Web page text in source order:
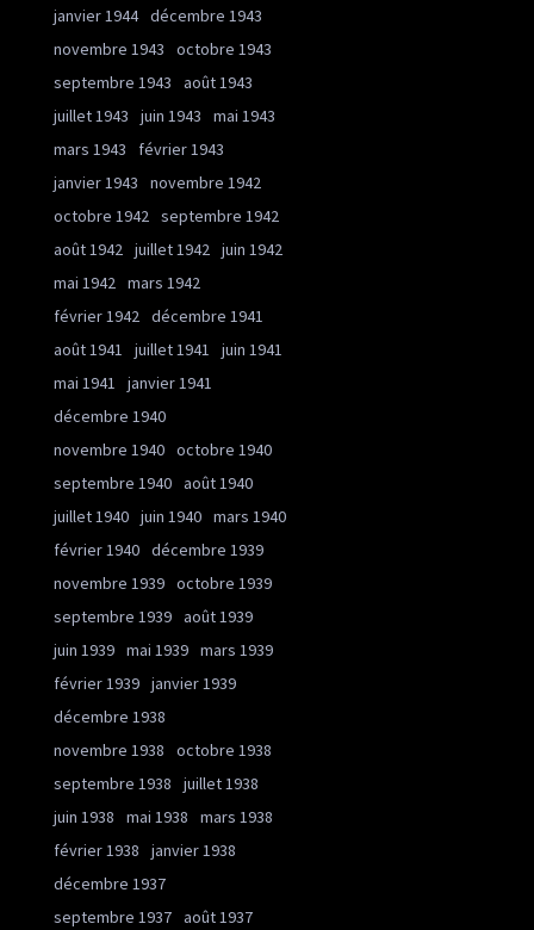
janvier 1944 décembre 1943
novembre 1943
octobre 1943
septembre 1943
août 1943
juillet 1943
juin 1943
mai 1943
mars 1943
février 1943
janvier 1943
novembre 1942
octobre 1942 septembre 1942
août 1942 juillet 1942 juin 1942
mai 1942 mars 1942
février 1942 décembre 1941
août 1941
juillet 1941
juin 1941
mai 1941
janvier 1941
décembre 1940
novembre 1940 octobre 1940
septembre 1940 août 1940
juillet 1940 juin 1940 mars 1940
février 1940 décembre 1939
novembre 1939 octobre 1939
septembre 1939 août 1939
juin 1939 mai 1939 mars 1939
février 1939 janvier 1939
décembre 1938
novembre 1938
octobre 1938
septembre 1938
juillet 1938
juin 1938
mai 1938
mars 1938
février 1938
janvier 1938
décembre 1937
septembre 1937 août 1937